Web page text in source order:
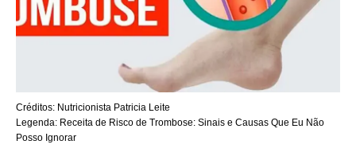
Créditos: Nutricionista Patricia Leite
Legenda: Receita de Risco de Trombose: Sinais e Causas Que Eu Não
Posso Ignorar